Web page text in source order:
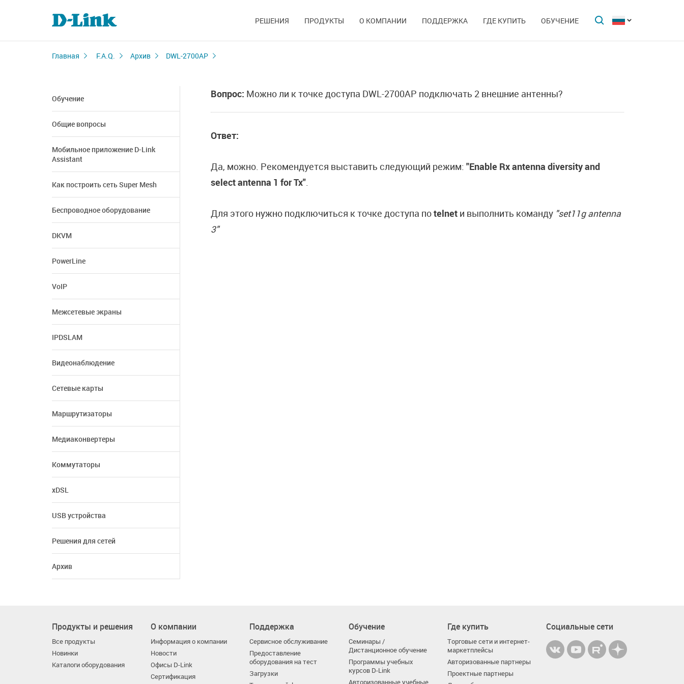
РЕШЕНИЯ ПРОДУКТЫ О КОМПАНИИ ПОДДЕРЖКА ГДЕ КУПИТЬ ОБУЧЕНИЕ
Главная F.A.Q. Архив DWL-2700AP
Обучение
Общие вопросы
Мобильное приложение D-Link
Assistant
Как построить сеть Super Mesh
Беспроводное оборудование
DKVM
PowerLine
VoIP
Межсетевые экраны
IPDSLAM
Видеонаблюдение
Сетевые карты
Маршрутизаторы
Медиаконвертеры
Коммутаторы
xDSL
USB устройства
Решения для сетей
Архив
Вопрос: Можно ли к точке доступа DWL-2700AP подключать 2 внешние антенны?
Ответ:
Да, можно. Рекомендуется выставить следующий режим: "Enable Rx antenna diversity and
select antenna 1 for Tx".
Для этого нужно подключиться к точке доступа поtelnet и выполнить команду "set11g antenna
3"
Продукты и решения
Все продукты
Новинки
Каталоги оборудования
О компании
Информация о компании
Новости
Офисы D-Link
Сертификация
Поддержка
Сервисное обслуживание
Предоставление
оборудования на тест
Загрузки
Обучение
Семинары /
Дистанционное обучение
Программы учебных
курсов D-Link
Авторизованные учебные
Где купить
Торговые сети и интернет-
маркетплейсы
Авторизованные партнеры
Проектные партнеры
Социальные сети